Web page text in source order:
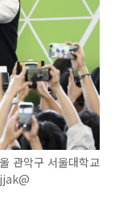
관악구 서울대학교